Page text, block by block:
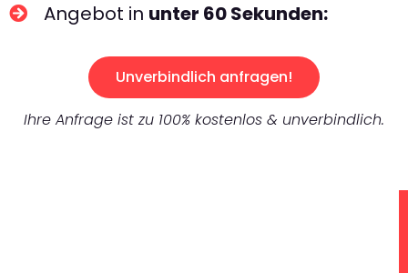
Angebot in unter 60 Sekunden:
Unverbindlich anfragen!
Ihre Anfrage ist zu 100% kostenlos & unverbindlich.